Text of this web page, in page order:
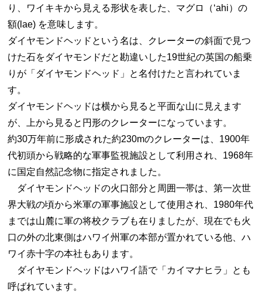
り、ワイキキから見える形状を表した、マグロ（ʻahi）の
額(lae) を意味します。
ダイヤモンドヘッドという名は、クレーターの斜面で見つ
けた石をダイヤモンドだと勘違いした19世紀の英国の船乗
りが「ダイヤモンドヘッド」と名付けたと言われていま
す。
ダイヤモンドヘッドは横から見ると平面な山に見えます
が、上から見ると円形のクレーターになっています。
約30万年前に形成された約230mのクレーターは、1900年
代初頭から戦略的な軍事監視施設として利用され、1968年
に国定自然記念物に指定されました。
ダイヤモンドヘッドの火口部分と周囲一帯は、第一次世
界大戦の頃から米軍の軍事施設として使用され、1980年代
までは山麓に軍の将校クラブも在りましたが、現在でも火
口の外の北東側はハワイ州軍の本部が置かれている他、ハ
ワイ赤十字の本社もあります。
ダイヤモンドヘッドはハワイ語で「カイマナヒラ」とも
呼ばれています。